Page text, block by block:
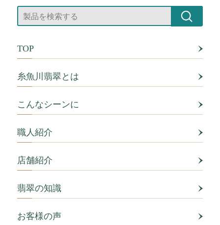
TOP
糸魚川翡翠とは
こんなシーンに
職人紹介
店舗紹介
翡翠の知識
お客様の声